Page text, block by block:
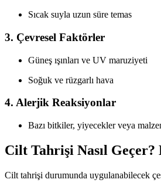
Sıcak suyla uzun süre temas
3. Çevresel Faktörler
Güneş ışınları ve UV maruziyeti
Soğuk ve rüzgarlı hava
4. Alerjik Reaksiyonlar
Bazı bitkiler, yiyecekler veya
Cilt Tahrişi Nasıl
Cilt tahrişi durumunda uygulanabilecek